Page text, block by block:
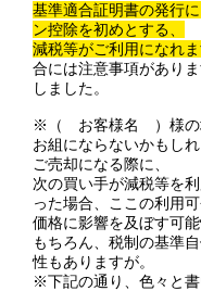
基準適合証明書の発行
ン控除を初めとする、
減税等がご利用になれま
合には注意事項があり
しました。
※（ お客様名 ）様の
お組にならないかもし
ご売却になる際に、
次の買い手が減税等を
った場合、ここの利用
価格に影響を及ぼす可能
もちろん、税制の基準
性もありますが。
※下記の通り、色々と